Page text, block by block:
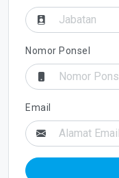
Nomor Ponsel
Email